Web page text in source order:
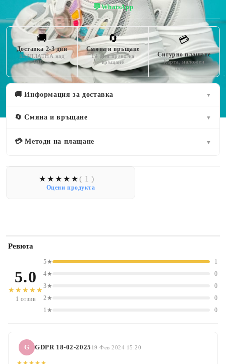
💬WhatsApp
🚚
Доставка 2-3 дни
БЕЗПЛАТНА над
100 лв
🔄
Смяна и връщане
14 дни право на
връщане
💳
Сигурно плащане
Карта, наложен
платеж
🚚 Информация за доставка ▼
🔄 Смяна и връщане ▼
💳 Методи на плащане ▼
( 1 )
Оцени продукта
Ревюта
5.0
★★★★★
1 отзив
5★
1
4★
0
3★
0
2★
0
1★
0
G GDPR 18-02-2025 19 Фев 2024 15:20